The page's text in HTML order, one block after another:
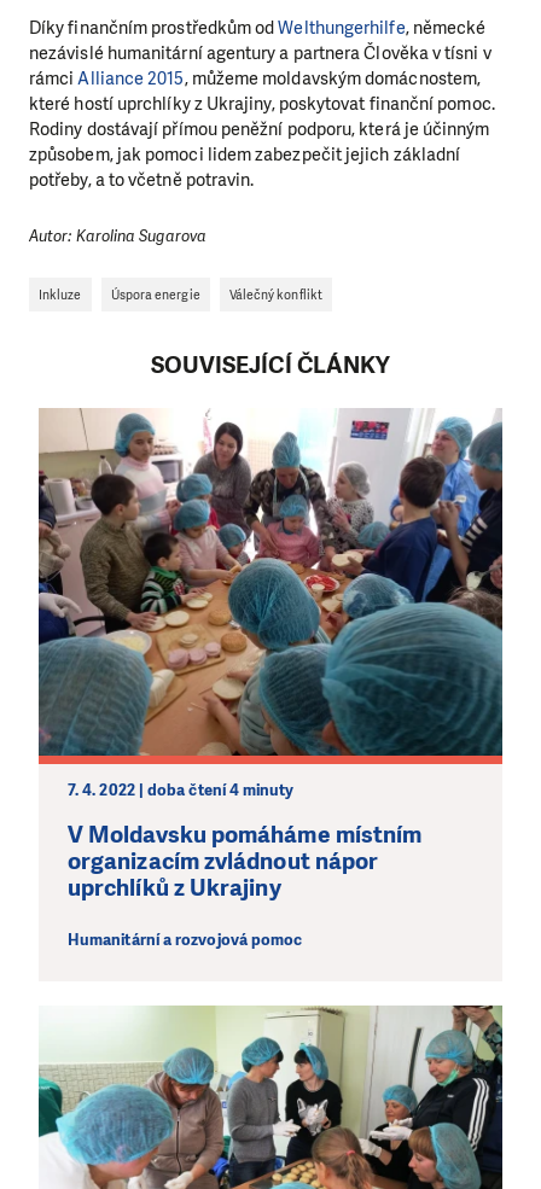
Díky finančním prostředkům odWelthungerhilfe, německé
nezávislé humanitární agentury a partnera Člověka v tísni v
rámciAlliance 2015, můžeme moldavským domácnostem,
které hostí uprchlíky z Ukrajiny, poskytovat finanční pomoc.
Rodiny dostávají přímou peněžní podporu, která je účinným
způsobem, jak pomoci lidem zabezpečit jejich základní
potřeby, a to včetně potravin.
Autor: Karolina Sugarova
Inkluze Úspora energie Válečný konflikt
SOUVISEJÍCÍ ČLÁNKY
7. 4. 2022 | doba čtení 4 minuty
V Moldavsku pomáháme místním
organizacím zvládnout nápor
uprchlíků z Ukrajiny
Humanitární a rozvojová pomoc
LÍBÍ SE VÁM, CO DĚLÁME?
PODPOŘTE NÁS!